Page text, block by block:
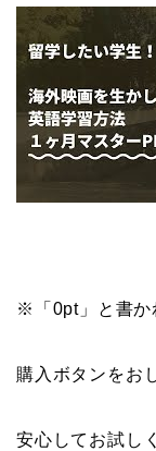
※「0pt」と書か
購入ボタンをお
安心してお試し